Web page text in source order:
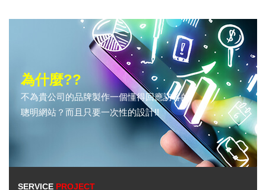
為什麼??
不為貴公司的品牌製作一個懂得回應訪客的
聰明網站？而且只要一次性的設計!!
SERVICE PROJECT